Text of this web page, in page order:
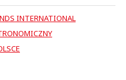
INTERNATIONAL